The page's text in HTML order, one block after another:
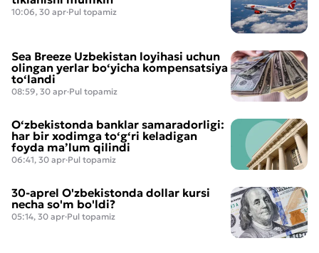
10:06, 30 apr·Pul topamiz
Sea Breeze Uzbekistan loyihasi uchun
olingan yerlar bo‘yicha kompensatsiya
to‘landi
08:59, 30 apr·Pul topamiz
O‘zbekistonda banklar samaradorligi:
har bir xodimga to‘g‘ri keladigan
foyda ma’lum qilindi
06:41, 30 apr·Pul topamiz
30-aprel O'zbekistonda dollar kursi
necha so'm bo'ldi?
05:14, 30 apr·Pul topamiz